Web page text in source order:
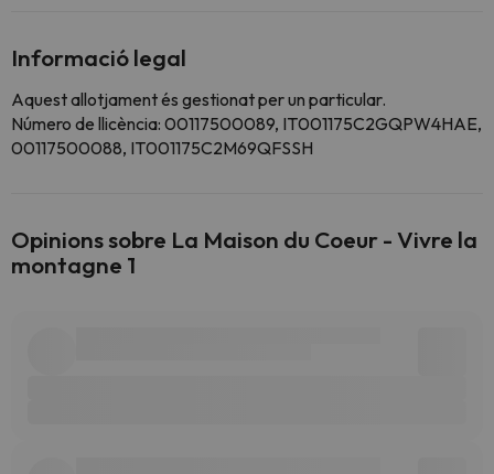
Informació legal
Aquest allotjament és gestionat per un particular.
Número de llicència: 00117500089, IT001175C2GQPW4HAE,
00117500088, IT001175C2M69QFSSH
Opinions sobre La Maison du Coeur - Vivre la
montagne 1